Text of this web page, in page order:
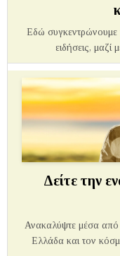
Εδώ συγκεντρώνουμε
ειδήσεις, μαζί
Δείτε την
Ανακαλύψτε μέσα από
Ελλάδα και τον